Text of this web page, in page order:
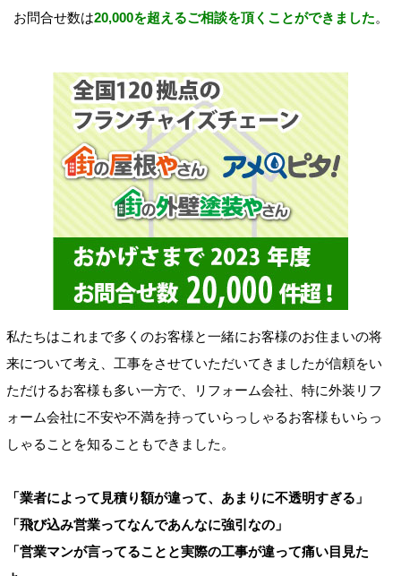
お問合せ数は20,000を超えるご相談を頂くことができました。
私たちはこれまで多くのお客様と一緒にお客様のお住まいの将
来について考え、工事をさせていただいてきましたが信頼をい
ただけるお客様も多い一方で、リフォーム会社、特に外装リフ
ォーム会社に不安や不満を持っていらっしゃるお客様もいらっ
しゃることを知ることもできました。
「業者によって見積り額が違って、あまりに不透明すぎる」
「飛び込み営業ってなんであんなに強引なの」
「営業マンが言ってることと実際の工事が違って痛い目見た